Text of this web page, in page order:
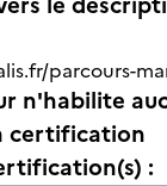
parcours-
n'habilite
certification
: